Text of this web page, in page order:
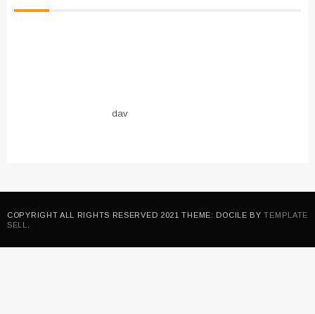
dav
COPYRIGHT ALL RIGHTS RESERVED 2021 THEME: DOCILE BYTEMPLATE
SELL